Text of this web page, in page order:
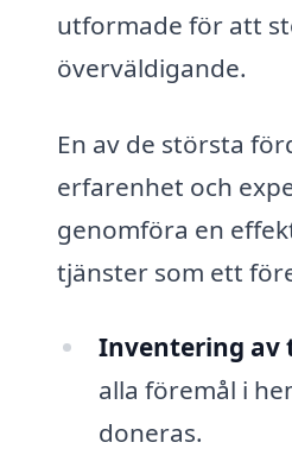
utformade för att
överväldigande.
En av de största
erfarenhet och
genomföra en
tjänster som ett
Inventering av
alla föremål i
doneras.